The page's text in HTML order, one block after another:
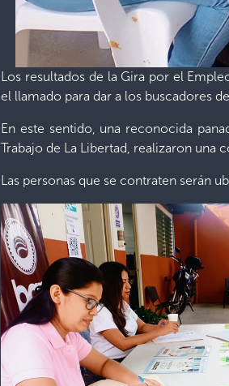
Los resultados de la Gira por el
el llamado para dar a los buscadores
En este sentido, una reconocida
Trabajo de La Libertad, realizaron
Las personas que se contraten serán